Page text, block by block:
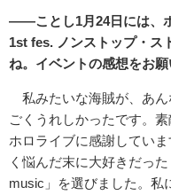
――ことし1月24日には、
1st fes. ノンストップ・ス
ね。イベントの感想をお願
私みたいな海賊が、あん
ごくうれしかったです。
ホロライブに感謝してい
く悩んだ末に大好きだっ
music」を選びました。私